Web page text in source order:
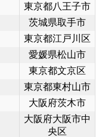
東京都八王子市
茨城県取手市
東京都江戸川区
愛媛県松山市
東京都文京区
東京都東村山市
大阪府茨木市
大阪府大阪市中
央区